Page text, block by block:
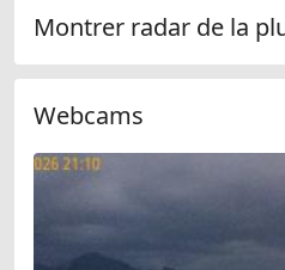
Montrer radar de la
Webcams